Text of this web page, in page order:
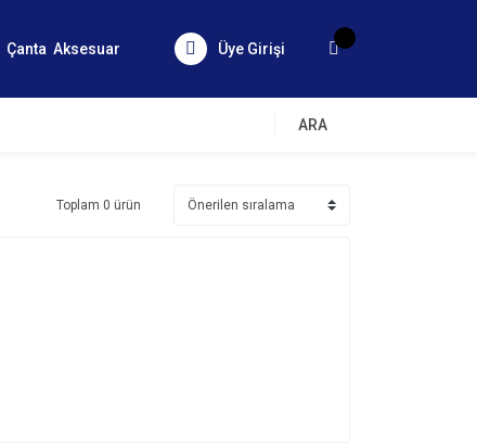
Çanta Aksesuar Üye Girişi
ARA
Toplam 0 ürün